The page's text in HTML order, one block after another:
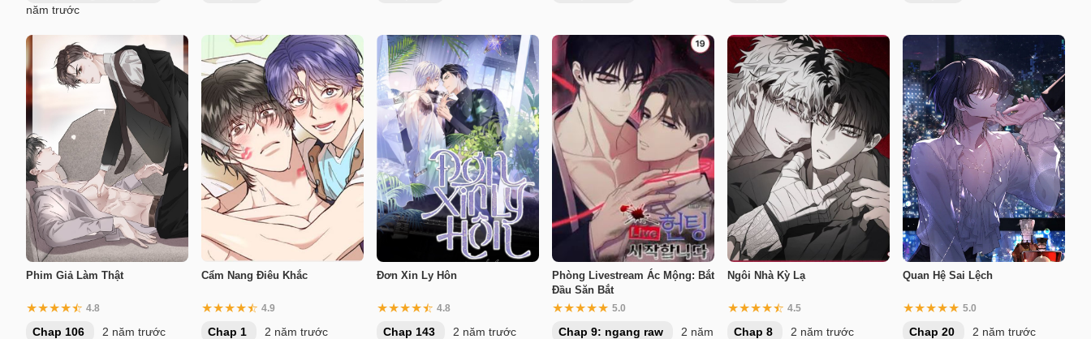
năm trước
Phim Giả Làm Thật
4.8
Chap 106 2 năm trước
Cẩm Nang Điêu Khắc
4.9
Chap 1 2 năm trước
Đơn Xin Ly Hôn
4.8
Chap 143 2 năm trước
Phòng Livestream Ác Mộng: Bắt
Đầu Săn Bắt
5.0
Chap 9: ngang raw
2 năm
Ngôi Nhà Kỳ Lạ
4.5
Chap 8 2 năm trước
Quan Hệ Sai Lệch
5.0
Chap 20 2 năm trước